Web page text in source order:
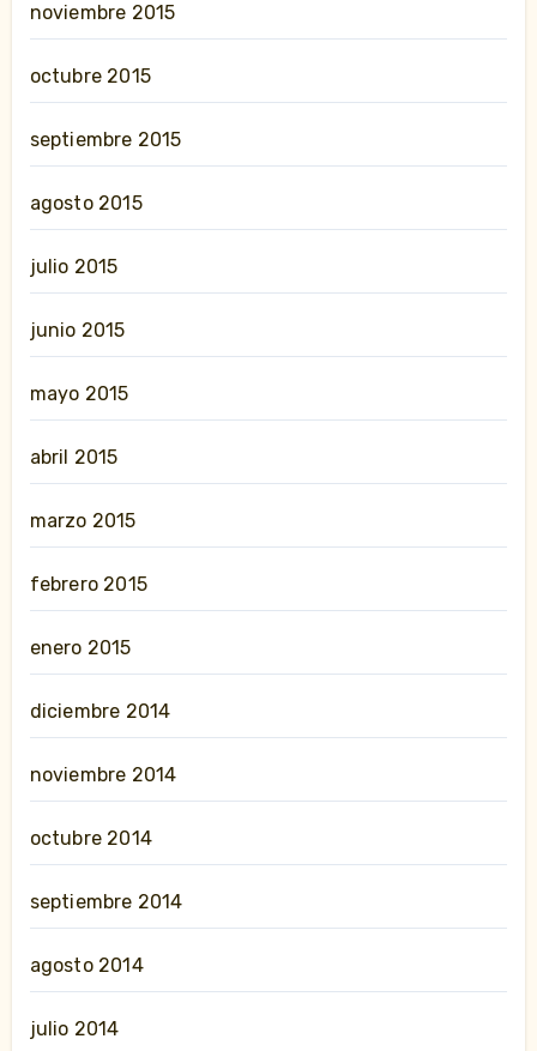
noviembre 2015
octubre 2015
septiembre 2015
agosto 2015
julio 2015
junio 2015
mayo 2015
abril 2015
marzo 2015
febrero 2015
enero 2015
diciembre 2014
noviembre 2014
octubre 2014
septiembre 2014
agosto 2014
julio 2014